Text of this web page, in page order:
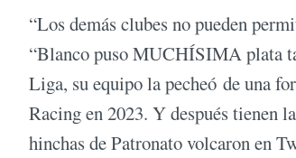
“Los demás clubes no pueden
“Blanco puso MUCHÍSIMA plata
Liga, su equipo la pecheó de una
Racing en 2023. Y después tienen
hinchas de Patronato volcaron en